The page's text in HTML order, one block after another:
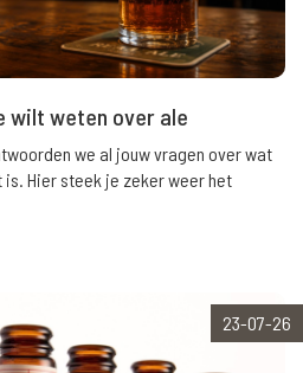
wilt weten over ale
we al jouw vragen over wat
Hier steek je zeker weer het
23-07-26